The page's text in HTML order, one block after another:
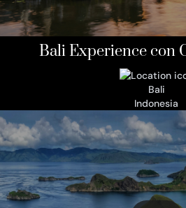
Bali Experience con
Bali
Indonesia